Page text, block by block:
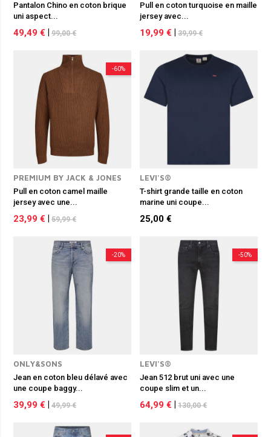
Pantalon Chino en coton brique
uni aspect...
49,49 € 99,00 €
Pull en coton turquoise en maille
jersey avec...
19,99 € 39,99 €
-60%
PREMIUM BY JACK & JONES
Pull en coton camel maille
jersey avec une...
23,99 € 59,99 €
LEVI'S®
T-shirt grande taille en coton
marine uni coupe...
25,00 €
-20%
ONLY&SONS
Jean en coton bleu délavé avec
une coupe baggy...
39,99 € 49,99 €
-50%
LEVI'S®
Jean 512 brut uni avec une
coupe slim et un...
64,99 € 130,00 €